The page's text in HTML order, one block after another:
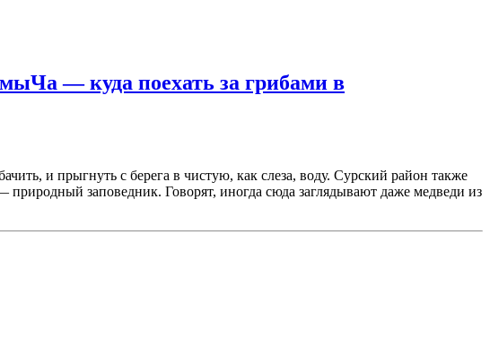
— куда поехать за грибами в
и прыгнуть с берега в чистую, как слеза, воду. Сурский район также
природный заповедник. Говорят, иногда сюда заглядывают даже медведи из